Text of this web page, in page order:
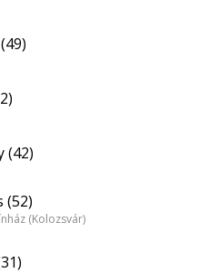
(42)
(52)
(Kolozsvár)